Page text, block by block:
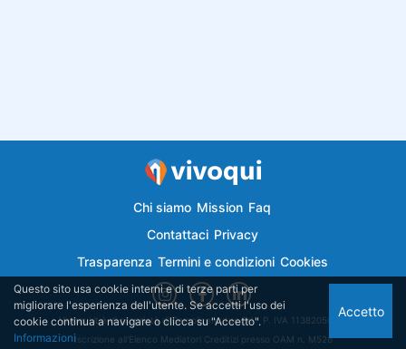
Chi siamo Mission Faq
Contattaci Privacy
Trasparenza Termini e condizioni Cookies
Vivoqui.it è di proprietà di Semplicemutuo Srl - P. IVA 11382050018
Iscrizione all'Elenco Mediatori Creditizi presso OAM n. M526
Questo sito usa cookie interni e di terze parti per
migliorare l'esperienza dell'utente. Se accetti l'uso dei
cookie continua a navigare o clicca su "Accetto".
Informazioni
Accetto